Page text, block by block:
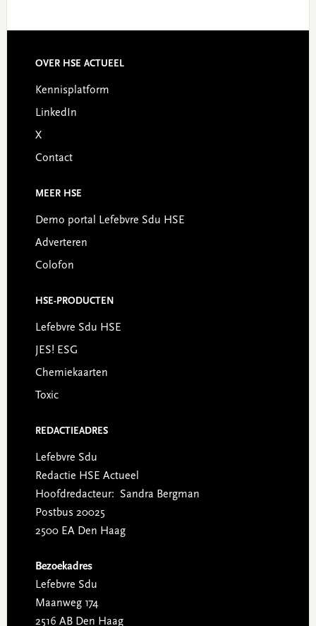
Footer
OVER HSE ACTUEEL
Kennisplatform
LinkedIn
X
Contact
MEER HSE
Demo portal Lefebvre Sdu HSE
Adverteren
Colofon
HSE-PRODUCTEN
Lefebvre Sdu HSE
JES! ESG
Chemiekaarten
Toxic
REDACTIEADRES
Lefebvre Sdu
Redactie HSE Actueel
Hoofdredacteur: Sandra Bergman
Postbus 20025
2500 EA Den Haag
Bezoekadres
Lefebvre Sdu
Maanweg 174
2516 AB Den Haag